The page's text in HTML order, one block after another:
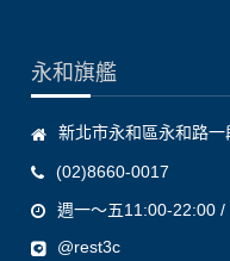
永和旗艦
新北市永和區永和路
(02)8660-0017
週一～五11:00-22:00
@rest3c